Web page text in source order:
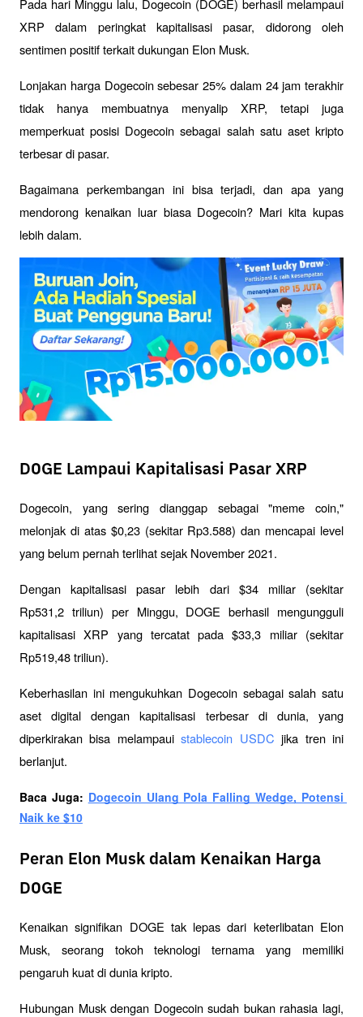
Pada hari Minggu lalu, Dogecoin (DOGE) berhasil melampaui
XRP dalam peringkat kapitalisasi pasar, didorong oleh
sentimen positif terkait dukungan Elon Musk.
Lonjakan harga Dogecoin sebesar 25% dalam 24 jam terakhir
tidak hanya membuatnya menyalip XRP, tetapi juga
memperkuat posisi Dogecoin sebagai salah satu aset kripto
terbesar di pasar.
Bagaimana perkembangan ini bisa terjadi, dan apa yang
mendorong kenaikan luar biasa Dogecoin? Mari kita kupas
lebih dalam.
DOGE Lampaui Kapitalisasi Pasar XRP
Dogecoin, yang sering dianggap sebagai "meme coin,"
melonjak di atas $0,23 (sekitar Rp3.588) dan mencapai level
yang belum pernah terlihat sejak November 2021.
Dengan kapitalisasi pasar lebih dari $34 miliar (sekitar
Rp531,2 triliun) per Minggu, DOGE berhasil mengungguli
kapitalisasi XRP yang tercatat pada $33,3 miliar (sekitar
Rp519,48 triliun).
Keberhasilan ini mengukuhkan Dogecoin sebagai salah satu
aset digital dengan kapitalisasi terbesar di dunia, yang
diperkirakan bisa melampaui stablecoin USDC jika tren ini
berlanjut.
Baca Juga: Dogecoin Ulang Pola Falling Wedge, Potensi
Naik ke $10
Peran Elon Musk dalam Kenaikan Harga
DOGE
Kenaikan signifikan DOGE tak lepas dari keterlibatan Elon
Musk, seorang tokoh teknologi ternama yang memiliki
pengaruh kuat di dunia kripto.
Hubungan Musk dengan Dogecoin sudah bukan rahasia lagi,